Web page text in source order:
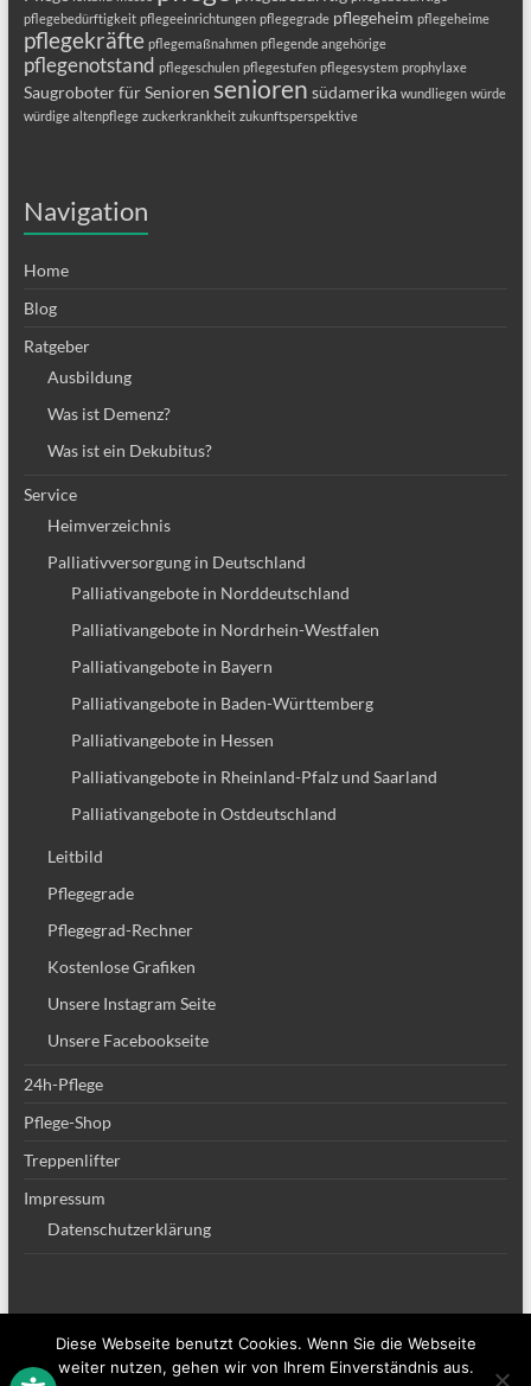
pflegebedürftigkeit pflegeeinrichtungen pflegegrade pflegeheim pflegeheime
pflegekräfte pflegemaßnahmen pflegende angehörige
pflegenotstand pflegeschulen pflegestufen pflegesystem prophylaxe
Saugroboter für Senioren senioren südamerika wundliegen würde
würdige altenpflege zuckerkrankheit zukunftsperspektive
Navigation
Home
Blog
Ratgeber
Ausbildung
Was ist Demenz?
Was ist ein Dekubitus?
Service
Heimverzeichnis
Palliativversorgung in Deutschland
Palliativangebote in Norddeutschland
Palliativangebote in Nordrhein-Westfalen
Palliativangebote in Bayern
Palliativangebote in Baden-Württemberg
Palliativangebote in Hessen
Palliativangebote in Rheinland-Pfalz und Saarland
Palliativangebote in Ostdeutschland
Leitbild
Pflegegrade
Pflegegrad-Rechner
Kostenlose Grafiken
Unsere Instagram Seite
Unsere Facebookseite
24h-Pflege
Pflege-Shop
Treppenlifter
Impressum
Datenschutzerklärung
Copyright © 2026Altenpflege Team. Alle Rechte vorbehalten. ThemeSpacious
von ThemeGrill. Powered by:WordPress.
Diese Webseite benutzt Cookies. Wenn Sie die Webseite
weiter nutzen, gehen wir von Ihrem Einverständnis aus.